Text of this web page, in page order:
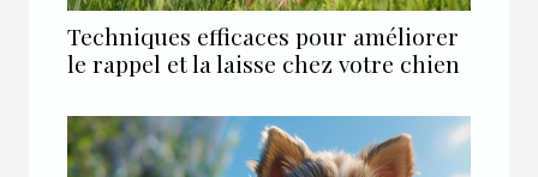
Techniques efficaces pour améliorer
le rappel et la laisse chez votre chien